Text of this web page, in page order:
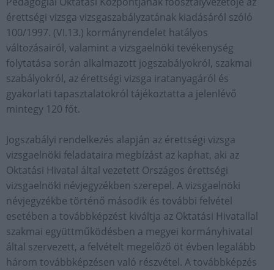
érettségi vizsga vizsgaszabályzatának kiadásáról szóló
100/1997. (VI.13.) kormányrendelet hatályos
változásairól, valamint a vizsgaelnöki tevékenység
folytatása során alkalmazott jogszabályokról, szakmai
szabályokról, az érettségi vizsga iratanyagáról és
gyakorlati tapasztalatokról tájékoztatta a jelenlévő
mintegy 120 főt.
Jogszabályi rendelkezés alapján az érettségi vizsga
vizsgaelnöki feladataira megbízást az kaphat, aki az
Oktatási Hivatal által vezetett Országos érettségi
vizsgaelnöki névjegyzékben szerepel. A vizsgaelnöki
névjegyzékbe történő második és további felvétel
esetében a továbbképzést kiváltja az Oktatási Hivatallal
szakmai együttműködésben a megyei kormányhivatal
által szervezett, a felvételt megelőző öt évben legalább
három továbbképzésen való részvétel. A továbbképzés